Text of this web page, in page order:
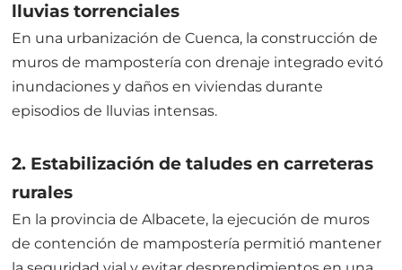
lluvias torrenciales
En una urbanización de Cuenca, la construcción de
muros de mampostería con drenaje integrado evitó
inundaciones y daños en viviendas durante
episodios de lluvias intensas.
2. Estabilización de taludes en carreteras
rurales
En la provincia de Albacete, la ejecución de muros
de contención de mampostería permitió mantener